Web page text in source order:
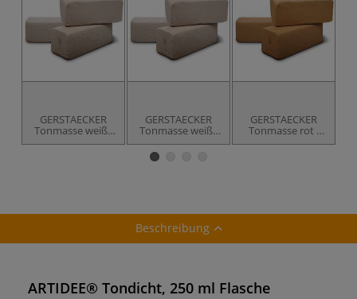
GERSTAECKER
Tonmasse weiß -
unschamottiert
GERSTAECKER
Tonmasse weiß -
fein schamottiert
GERSTAECKER
Tonmasse rot -
fein schamottiert
Beschreibung
ARTIDEE® Tondicht, 250 ml Flasche